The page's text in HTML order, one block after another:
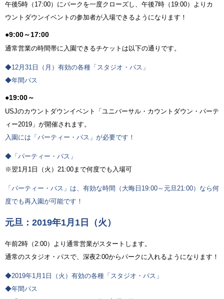
午後5時（17:00）にパークを一度クローズし、午後7時（19:00）よりカ
ウントダウンイベントの参加者が入場できるようになります！
●9:00～17:00
通常営業の時間帯に入園できるチケットは以下の通りです。
◆12月31日（月）有効の各種「スタジオ・パス」
◆年間パス
●19:00～
USJのカウントダウンイベント「ユニバーサル・カウントダウン・パーテ
ィー2019」が開催されます。
入園には「パーティー・パス」が必要です！
◆「パーティー・パス」
※翌1月1日（火）21:00まで何度でも入場可
「パーティー・パス」は、有効な時間（大晦日19:00～元旦21:00）なら何
度でも再入園が可能です！
元旦：2019年1月1日（火）
午前2時（2:00）より通常営業がスタートします。
通常のスタジオ・パスで、深夜2:00からパークに入れるようになります！
◆2019年1月1日（火）有効の各種「スタジオ・パス」
◆年間パス